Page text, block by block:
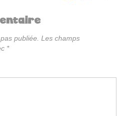
publiée. Les champs
*